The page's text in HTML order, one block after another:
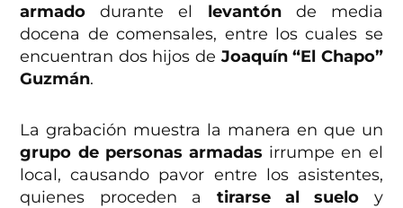
armado durante el levantónde media
docena de comensales, entre los cuales se
encuentran dos hijos de Joaquín “El Chapo”
Guzmán.
La grabación muestra la manera en que un
grupo de personas armadas irrumpe en el
local, causando pavor entre los asistentes,
quienes proceden a tirarse al suelo y